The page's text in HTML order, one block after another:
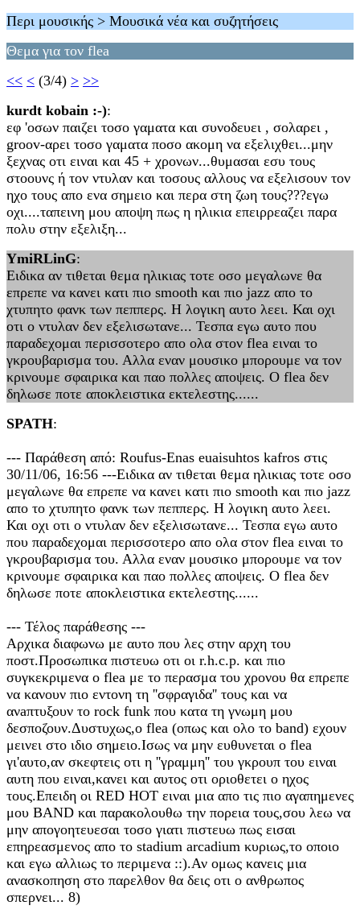
Περι μουσικής > Μουσικά νέα και συζητήσεις
Θεμα για τον flea
<< < (3/4) > >>
kurdt kobain :-):
εφ 'οσων παιζει τοσο γαματα και συνοδευει , σολαρει ,
groov-αρει τοσο γαματα ποσο ακομη να εξελιχθει...μην
ξεχνας οτι ειναι και 45 + χρονων...θυμασαι εσυ τους
στοουνς ή τον ντυλαν και τοσους αλλους να εξελισουν τον
ηχο τους απο ενα σημειο και περα στη ζωη τους???εγω
οχι....ταπεινη μου αποψη πως η ηλικια επειρρεαζει παρα
πολυ στην εξελιξη...
YmiRLinG:
Ειδικα αν τιθεται θεμα ηλικιας τοτε οσο μεγαλωνε θα
επρεπε να κανει κατι πιο smooth και πιο jazz απο το
χτυπητο φανκ των πεππερς. Η λογικη αυτο λεει. Και οχι
οτι ο ντυλαν δεν εξελισωτανε... Τεσπα εγω αυτο που
παραδεχομαι περισσοτερο απο ολα στον flea ειναι το
γκρουβαρισμα του. Αλλα εναν μουσικο μπορουμε να τον
κρινουμε σφαιρικα και παο πολλες αποψεις. Ο flea δεν
δηλωσε ποτε αποκλειστικα εκτελεστης......
SPATH:
--- Παράθεση από: Roufus-Enas euaisuhtos kafros στις
30/11/06, 16:56 ---Ειδικα αν τιθεται θεμα ηλικιας τοτε οσο
μεγαλωνε θα επρεπε να κανει κατι πιο smooth και πιο jazz
απο το χτυπητο φανκ των πεππερς. Η λογικη αυτο λεει.
Και οχι οτι ο ντυλαν δεν εξελισωτανε... Τεσπα εγω αυτο
που παραδεχομαι περισσοτερο απο ολα στον flea ειναι το
γκρουβαρισμα του. Αλλα εναν μουσικο μπορουμε να τον
κρινουμε σφαιρικα και παο πολλες αποψεις. Ο flea δεν
δηλωσε ποτε αποκλειστικα εκτελεστης......
--- Τέλος παράθεσης ---
Αρχικα διαφωνω με αυτο που λες στην αρχη του
ποστ.Προσωπικα πιστευω οτι οι r.h.c.p. και πιο
συγκεκριμενα ο flea με το περασμα του χρονου θα επρεπε
να κανουν πιο εντονη τη ''σφραγιδα'' τους και να
ανaπτυξουν το rock funk που κατα τη γνωμη μου
δεσποζουν.Δυστυχως,ο flea (oπως και ολο το band) εχουν
μεινει στο ιδιο σημειο.Ισως να μην ευθυνεται ο flea
γι'αυτο,αν σκεφτεις οτι η ''γραμμη'' του γκρουπ του ειναι
αυτη που ειναι,κανει και αυτος οτι οριοθετει ο ηχος
τους.Επειδη οι RΕD ΗΟΤ ειναι μια απο τις πιο αγαπημενες
μου BAND και παρακολουθω την πορεια τους,σου λεω να
μην απογοητευεσαι τοσο γιατι πιστευω πως εισαι
επηρεασμενος απο το stadium arcadium κυριως,το οποιο
και εγω αλλιως το περιμενα ::).Αν ομως κανεις μια
ανασκοπηση στο παρελθον θα δεις οτι ο ανθρωπος
σπερνει... 8)